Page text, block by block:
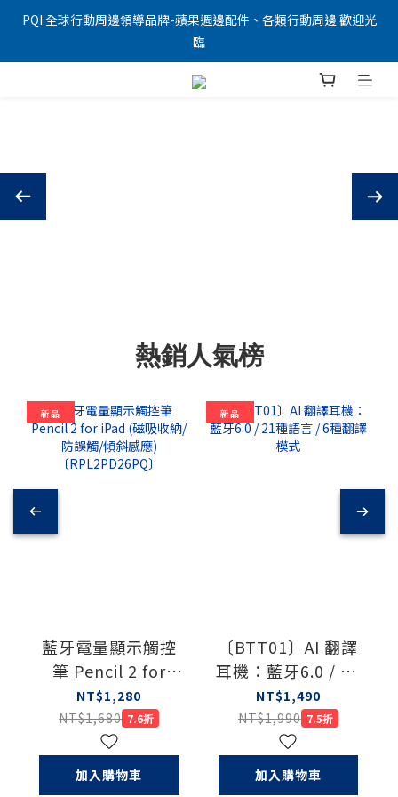
PQI 全球行動周邊領導品牌-蘋果週邊配件、各類行動周邊 歡迎光
臨
熱銷人氣榜
新品
藍牙電量顯示觸控
筆 Pencil 2 for
iPad (磁吸收納/防
誤觸/傾斜感應)
〔RPL2PD26PQ〕
NT$1,280
NT$1,680 7.6折
加入購物車
新品
〔BTT01〕AI 翻譯
耳機：藍牙6.0 / 21
種語言 / 6種翻譯模
式
NT$1,490
NT$1,990 7.5折
加入購物車